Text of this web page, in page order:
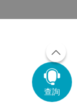
查詢